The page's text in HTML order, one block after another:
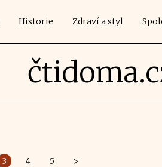
Historie Zdraví a styl
3 4 5 >